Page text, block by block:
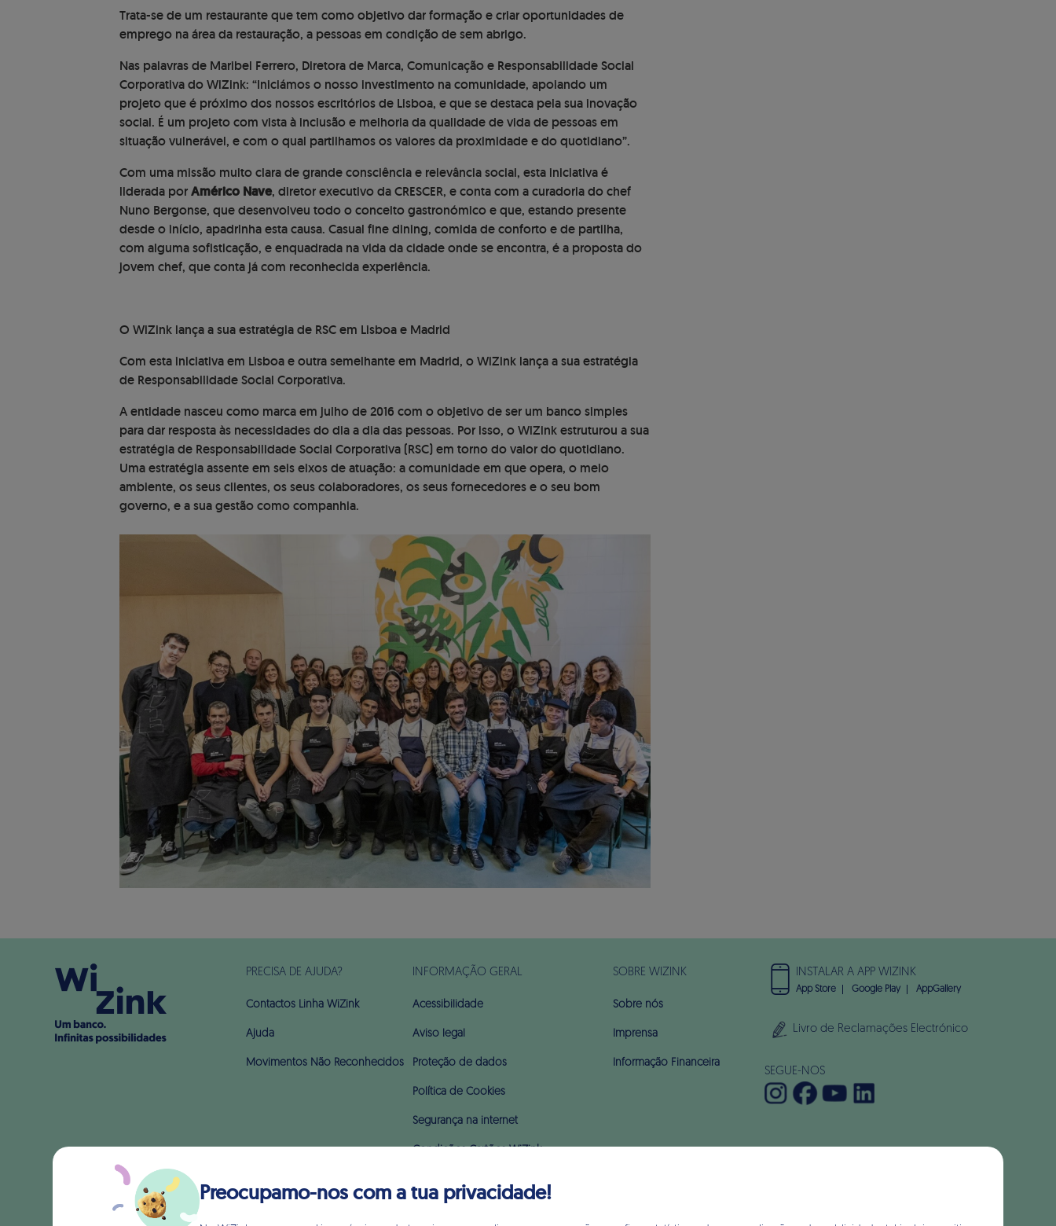
Trata-se de um restaurante que tem como objetivo dar formação e criar oportunidades de
emprego na área da restauração, a pessoas em condição de sem abrigo.
Nas palavras de Maribel Ferrero, Diretora de Marca, Comunicação e Responsabilidade Social
Corporativa do WiZink: “Iniciámos o nosso investimento na comunidade, apoiando um
projeto que é próximo dos nossos escritórios de Lisboa, e que se destaca pela sua inovação
social. É um projeto com vista à inclusão e melhoria da qualidade de vida de pessoas em
situação vulnerável, e com o qual partilhamos os valores da proximidade e do quotidiano”.
Com uma missão muito clara de grande consciência e relevância social, esta iniciativa é
liderada porAmérico Nave, diretor executivo da CRESCER, e conta com a curadoria do chef
Nuno Bergonse, que desenvolveu todo o conceito gastronómico e que, estando presente
desde o início, apadrinha esta causa. Casual fine dining, comida de conforto e de partilha,
com alguma sofisticação, e enquadrada na vida da cidade onde se encontra, é a proposta do
jovem chef, que conta já com reconhecida experiência.
O WiZink lança a sua estratégia de RSC em Lisboa e Madrid
Com esta iniciativa em Lisboa e outra semelhante em Madrid, o WiZink lança a sua estratégia
de Responsabilidade Social Corporativa.
A entidade nasceu como marca em julho de 2016 com o objetivo de ser um banco simples
para dar resposta às necessidades do dia a dia das pessoas. Por isso, o WiZink estruturou a sua
estratégia de Responsabilidade Social Corporativa (RSC) em torno do valor do quotidiano.
Uma estratégia assente em seis eixos de atuação: a comunidade em que opera, o meio
ambiente, os seus clientes, os seus colaboradores, os seus fornecedores e o seu bom
governo, e a sua gestão como companhia.
PRECISA DE AJUDA?
Contactos Linha WiZink
Ajuda
Movimentos Não Reconhecidos
INFORMAÇÃO GERAL
Acessibilidade
Aviso legal
Proteção de dados
Política de Cookies
Segurança na internet
Condições Cartões WiZink
SOBRE WIZINK
Sobre nós
Imprensa
Informação Financeira
INSTALAR A APP WIZINK
App Store Google Play AppGallery
Livro de Reclamações Electrónico
SEGUE-NOS
Preocupamo-nos com a tua privacidade!